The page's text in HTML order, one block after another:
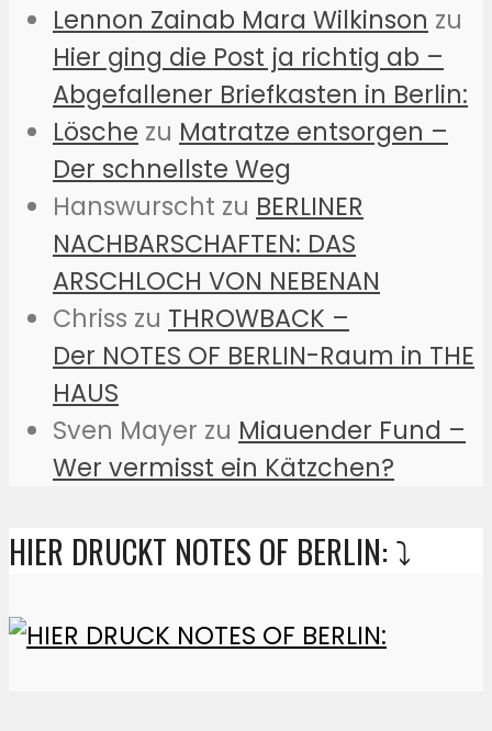
Lennon Zainab Mara Wilkinson zu
Hier ging die Post ja richtig ab –
Abgefallener Briefkasten in Berlin:
Lösche zu Matratze entsorgen –
Der schnellste Weg
Hanswurscht zu BERLINER
NACHBARSCHAFTEN: DAS
ARSCHLOCH VON NEBENAN
Chriss zu THROWBACK –
Der NOTES OF BERLIN-Raum in THE
HAUS
Sven Mayer zu Miauender Fund –
Wer vermisst ein Kätzchen?
HIER DRUCKT NOTES OF BERLIN: ⤵️